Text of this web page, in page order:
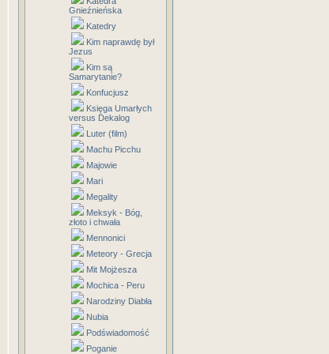
Gnieźnieńska
Katedry
Kim naprawdę był
Jezus
Kim są
Samarytanie?
Konfucjusz
Księga Umarłych
versus Dekalog
Luter (film)
Machu Picchu
Majowie
Mari
Megality
Meksyk - Bóg,
złoto i chwała
Mennonici
Meteory - Grecja
Mit Mojżesza
Mochica - Peru
Narodziny Diabła
Nubia
Podświadomość
Poganie